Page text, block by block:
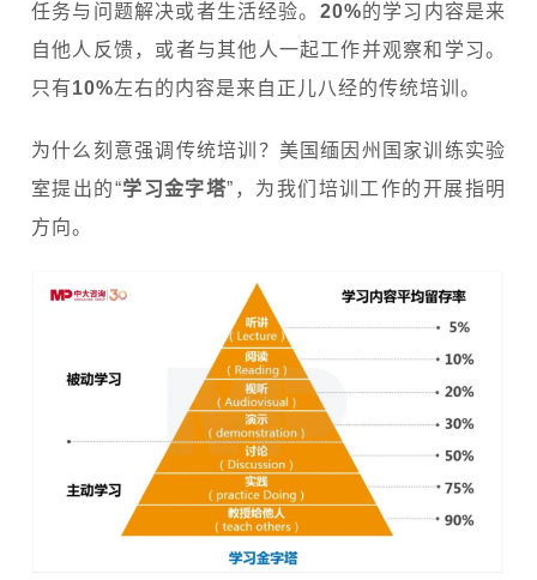
任务与问题解决或者生活经验。 20%的学习内容是来
自他人反馈，或者与其他人一起工作并观察和学习。
只有10%左右的内容是来自正儿八经的传统培训。
为什么刻意强调传统培训？美国缅因州国家训练实验
室提出的“学习金字塔”，为我们培训工作的开展指明
方向。